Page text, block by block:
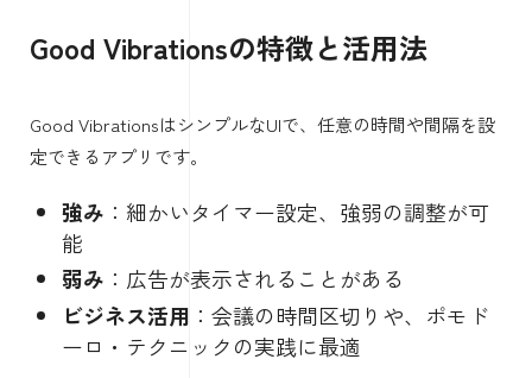
Good Vibrationsの特徴と活用法
Good VibrationsはシンプルなUIで、任意の時間や間隔を設
定できるアプリです。
強み ：細かいタイマー設定、強弱の調整が可
能
弱み ：広告が表示されることがある
ビジネス活用 ：会議の時間区切りや、ポモド
ーロ・テクニックの実践に最適